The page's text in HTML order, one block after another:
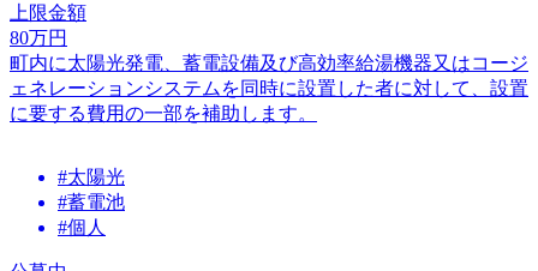
上限金額
80万円
町内に太陽光発電、蓄電設備及び高効率給湯機器又はコージ
ェネレーションシステムを同時に設置した者に対して、設置
に要する費用の一部を補助します。
#太陽光
#蓄電池
#個人